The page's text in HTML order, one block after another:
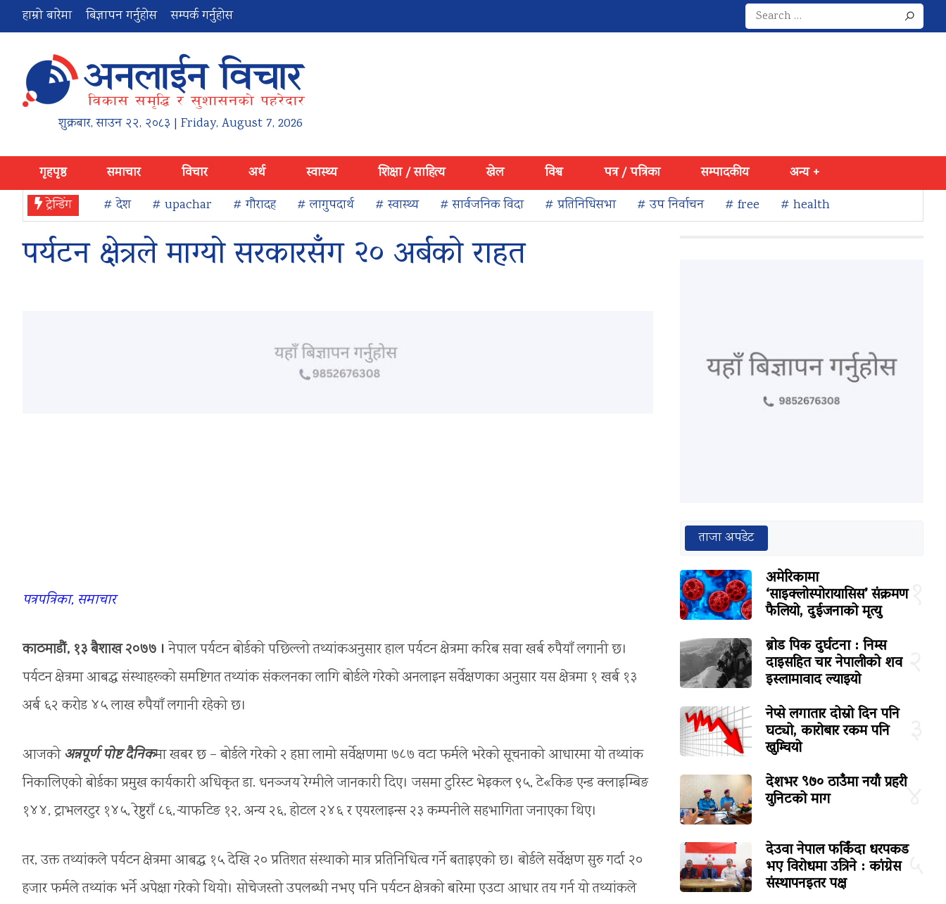
हाम्रो बारेमा बिज्ञापन गर्नुहोस सम्पर्क गर्नुहोस
Search
for:
शुक्रबार,साउन २२, २०८३ | Friday, August 7, 2026
गृहपृष्ठ समाचार विचार अर्थ स्वास्थ्य शिक्षा / साहित्य खेल विश्व पत्र / पत्रिका सम्पादकीय
अन्य +
ट्रेन्डिंग
# देश # upachar # गौरादह # लागुपदार्थ # स्वास्थ्य # सार्वजनिक विदा # प्रतिनिधिसभा # उप निर्वाचन # free # health
पर्यटन क्षेत्रले माग्यो सरकारसँग २० अर्बको राहत
पत्रपत्रिका, समाचार
काठमाडौं, १३ बैशाख २०७७ । नेपाल पर्यटन बोर्डको पछिल्लो तथ्यांकअनुसार हाल पर्यटन क्षेत्रमा करिब सवा खर्ब रुपैयाँ लगानी छ।
पर्यटन क्षेत्रमा आबद्घ संस्थाहरूको समष्टिगत तथ्यांक संकलनका लागि बोर्डले गरेको अनलाइन सर्वेक्षणका अनुसार यस क्षेत्रमा १ खर्ब १३
अर्ब ६२ करोड ४५ लाख रुपैयाँ लगानी रहेको छ।
आजकोअन्नपूर्ण पोष्ट दैनिकमा खबर छ – बोर्डले गरेको २ हप्ता लामो सर्वेक्षणमा ७८७ वटा फर्मले भरेको सूचनाको आधारमा यो तथ्यांक
निकालिएको बोर्डका प्रमुख कार्यकारी अधिकृत डा. धनञ्जय रेग्मीले जानकारी दिए। जसमा टुरिस्ट भेइकल ९५, टे«किङ एन्ड क्लाइम्बिङ
१४४, ट्राभलरटुर १४५, रेष्टुराँ ८६, र्‍याफटिङ १२, अन्य २६, होटल २४६ र एयरलाइन्स २३ कम्पनीले सहभागिता जनाएका थिए।
तर, उक्त तथ्यांकले पर्यटन क्षेत्रमा आबद्घ १५ देखि २० प्रतिशत संस्थाको मात्र प्रतिनिधित्व गर्ने बताइएको छ। बोर्डले सर्वेक्षण सुरु गर्दा २०
हजार फर्मले तथ्यांक भर्ने अपेक्षा गरेको थियो। सोचेजस्तो उपलब्धी नभए पनि पर्यटन क्षेत्रको बारेमा एउटा आधार तय गर्न यो तथ्यांकले
ताजा अपडेट
अमेरिकामा
‘साइक्लोस्पोरायासिस’ संक्रमण
फैलियो, दुईजनाको मृत्यु
ब्रोड पिक दुर्घटना : निम्स
दाइसहित चार नेपालीको शव
इस्लामावाद ल्याइयो
नेप्से लगातार दोस्रो दिन पनि
घट्यो, कारोबार रकम पनि
खुम्चियो
४
देशभर ९७० ठाउँमा नयाँ प्रहरी
युनिटको माग
देउवा नेपाल फर्किंदा धरपकड
भए विरोधमा उत्रिने : कांग्रेस
संस्थापनइतर पक्ष